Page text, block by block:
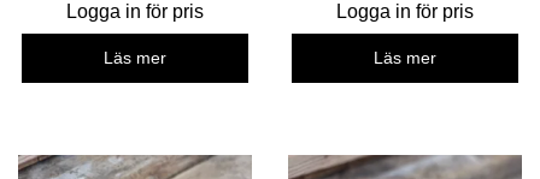
Logga in för pris
Läs mer
Logga in för pris
Läs mer